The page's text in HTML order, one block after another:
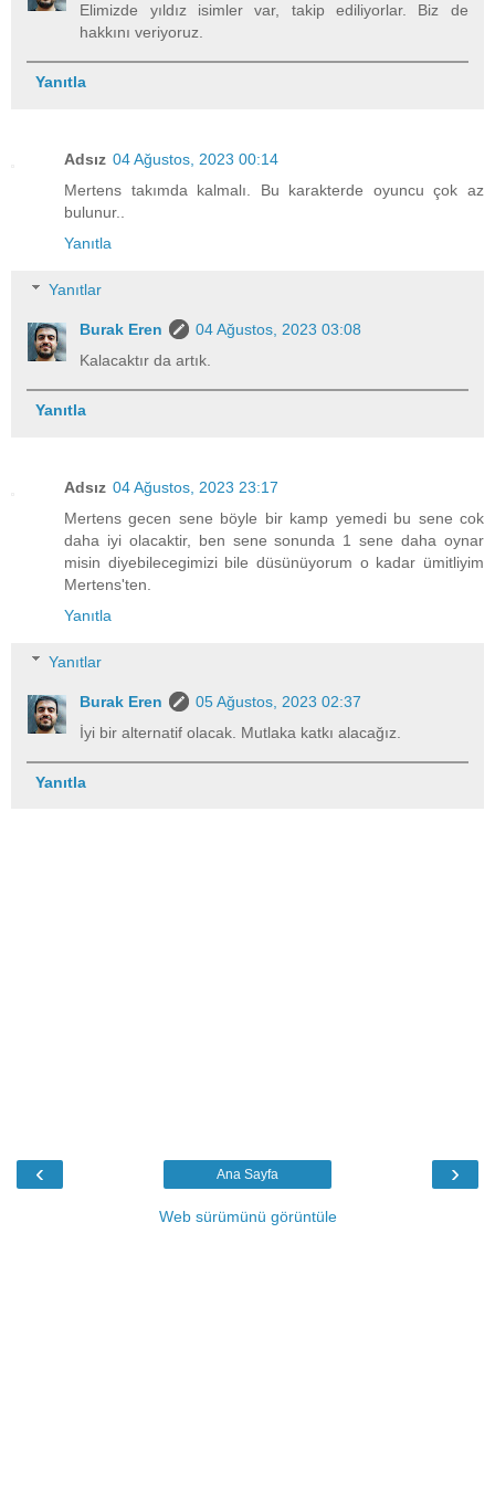
Elimizde yıldız isimler var, takip ediliyorlar. Biz de
hakkını veriyoruz.
Yanıtla
Adsız 04 Ağustos, 2023 00:14
Mertens takımda kalmalı. Bu karakterde oyuncu çok az
bulunur..
Yanıtla
Yanıtlar
Burak Eren
04 Ağustos, 2023 03:08
Kalacaktır da artık.
Yanıtla
Adsız 04 Ağustos, 2023 23:17
Mertens gecen sene böyle bir kamp yemedi bu sene cok
daha iyi olacaktir, ben sene sonunda 1 sene daha oynar
misin diyebilecegimizi bile düsünüyorum o kadar ümitliyim
Mertens'ten.
Yanıtla
Yanıtlar
Burak Eren
05 Ağustos, 2023 02:37
İyi bir alternatif olacak. Mutlaka katkı alacağız.
Yanıtla
‹ ›
Ana Sayfa
Web sürümünü görüntüle